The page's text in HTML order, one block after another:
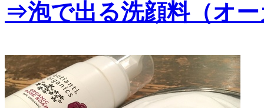
⇒泡で出る洗顔料（オ